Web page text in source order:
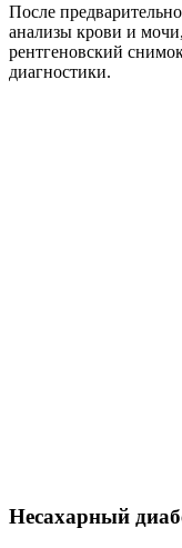
После
анализы крови и
рентгеновский
диагностики.
Несахарный